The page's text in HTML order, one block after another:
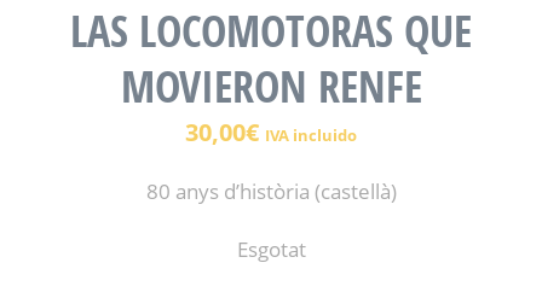
LAS LOCOMOTORAS QUE
MOVIERON RENFE
30,00€ IVA incluido
80 anys d’història (castellà)
Esgotat